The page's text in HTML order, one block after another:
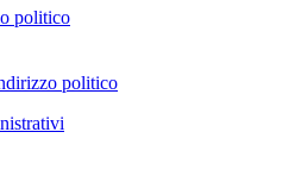
politico
politico